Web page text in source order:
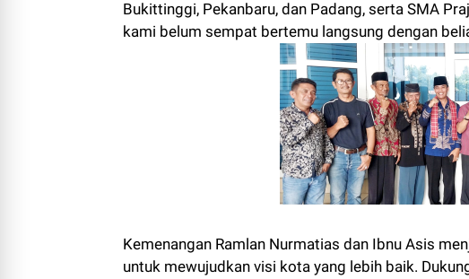
Bukittinggi, Pekanbaru, dan Padang, serta SMA
kami belum sempat bertemu langsung dengan
Kemenangan Ramlan Nurmatias dan Ibnu Asis
untuk mewujudkan visi kota yang lebih baik.